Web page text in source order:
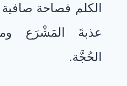
الكلم فصاحة صافية
عذبةَ المَشْرَع
الحُجَّة.